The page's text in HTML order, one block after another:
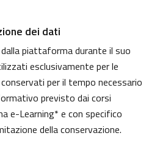
dei dati
piattaforma durante il suo
esclusivamente per le
per il tempo necessario
previsto dai corsi
e-Learning* e con specifico
della conservazione.